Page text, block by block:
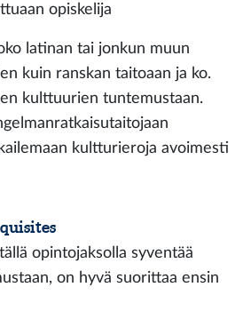
opiskelija
latinan tai jonkun muun
kuin ranskan taitoaan ja ko.
kulttuurien tuntemustaan.
kultturieroja avoimesti
opintojaksolla syventää
on hyvä suorittaa ensin